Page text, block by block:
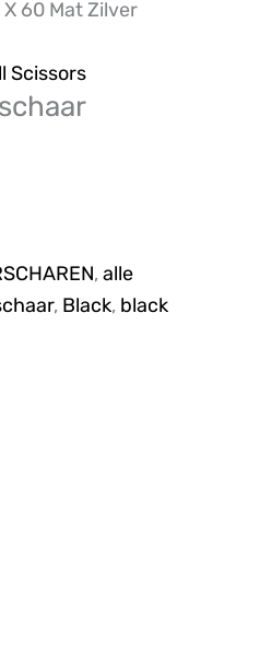
60 Mat Zilver
Scissors
,alle
, Black, black